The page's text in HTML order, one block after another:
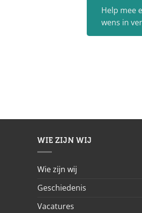
Help mee
wens in
WIE ZIJN WIJ
Wie zijn wij
Geschiedenis
Vacatures